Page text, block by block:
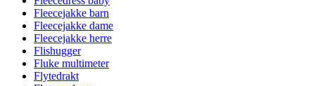
Fleecejakke barn
Fleecejakke dame
Fleecejakke herre
Flishugger
Fluke multimeter
Flytedrakt